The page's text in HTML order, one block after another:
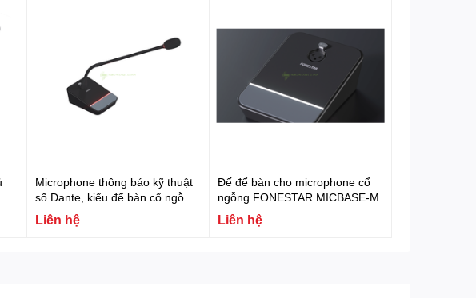
Microphone thông báo kỹ thuật
số Dante, kiểu để bàn cổ ngỗng,
hỗ trợ nguồn PoE Fonestar
MIC-DANTE
Liên hệ
Đế để bàn cho microphone cổ
ngỗng FONESTAR MICBASE-M
Liên hệ